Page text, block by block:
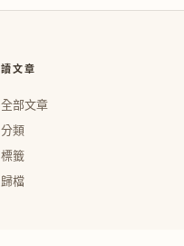
讀文章
全部文章
分類
標籤
歸檔